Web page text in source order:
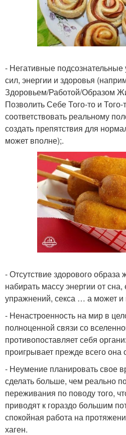
- Негативные подсознательные
сил, энергии и здоровья
Здоровьем/Работой/Образом
Позволить Себе Того-то и
соответствовать реальному
создать препятствия для
может вполне);.
- Отсутствие здорового образа
набирать массу энергии от
упражнений, секса … а может и
- Ненастроенность на мир в
полноценной связи со
противопоставляет себя
проигрывает прежде всего она
- Неумение планировать свое
сделать больше, чем реально
переживания по поводу того,
приводят к гораздо большим
спокойная работа на
хаген.